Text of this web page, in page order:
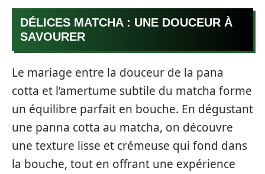
DÉLICES MATCHA : UNE DOUCEUR À
SAVOURER
Le mariage entre la douceur de la pana
cotta et l’amertume subtile du matcha forme
un équilibre parfait en bouche. En dégustant
une panna cotta au matcha, on découvre
une texture lisse et crémeuse qui fond dans
la bouche, tout en offrant une expérience